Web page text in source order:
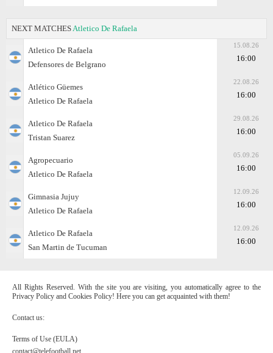
NEXT MATCHES Atletico De Rafaela
Atletico De Rafaela
Defensores de Belgrano
15.08.26
16:00
Atlético Güemes
Atletico De Rafaela
22.08.26
16:00
Atletico De Rafaela
Tristan Suarez
29.08.26
16:00
Agropecuario
Atletico De Rafaela
05.09.26
16:00
Gimnasia Jujuy
Atletico De Rafaela
12.09.26
16:00
Atletico De Rafaela
San Martin de Tucuman
12.09.26
16:00
All Rights Reserved. With the site you are visiting, you automatically agree to the
Privacy Policy and Cookies Policy! Here you can get acquainted with them!
Contact us:
Terms of Use (EULA)
contact@telefootball.net